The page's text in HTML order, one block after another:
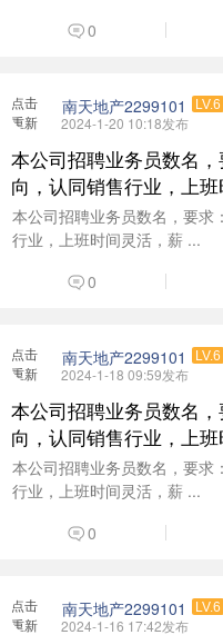
0
点击
重新
南天地产2299101 LV.6
2024-1-20 10:18发布
本公司招聘业务员数名
向，认同销售行业，上
电咨询了解：
本公司招聘业务员数名，要求
行业，上班时间灵活，薪 ...
0
点击
重新
南天地产2299101 LV.6
2024-1-18 09:59发布
本公司招聘业务员数名
向，认同销售行业，上
电咨询了解：
本公司招聘业务员数名，要求
行业，上班时间灵活，薪 ...
0
点击
重新
南天地产2299101 LV.6
2024-1-16 17:42发布